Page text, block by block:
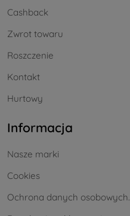
Cashback
Zwrot towaru
Roszczenie
Kontakt
Hurtowy
Informacja
Nasze marki
Cookies
Ochrona danych osobowych.